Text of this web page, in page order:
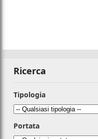
Ricerca
Tipologia
Portata